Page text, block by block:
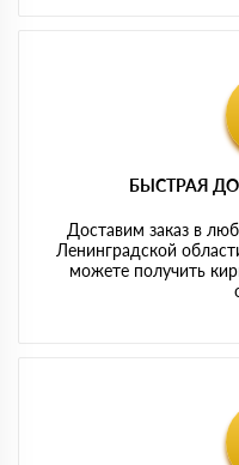
БЫСТРАЯ
Доставим заказ в
Ленинградской
можете получить